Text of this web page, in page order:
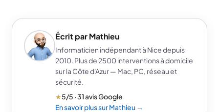
Écrit par Mathieu
Informaticien indépendant à Nice depuis
2010. Plus de 2500 interventions à domicile
sur la Côte d'Azur — Mac, PC, réseau et
sécurité.
★5/5 · 31 avis Google
En savoir plus sur Mathieu →